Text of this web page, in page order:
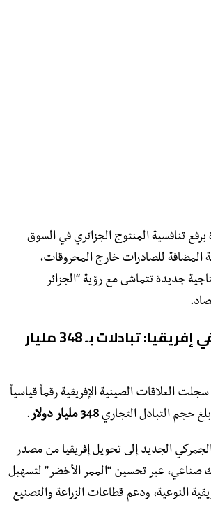
تنافسية المنتوج الجزائري في السوق
المضافة للصادرات خارج المحروقات،
جديدة تتماشى مع رؤية “الجزائر
التنين الصيني في إفريقيا: تبادلات بـ 348 مليار
العلاقات الصينية الإفريقية رقماً قياسياً
348 مليار دولار .
الجديد إلى تحويل إفريقيا من مصدر
صناعي، عبر تحسين “الممر الأخضر” لتسهيل
النوعية، ودعم قطاعات الزراعة والتصنيع